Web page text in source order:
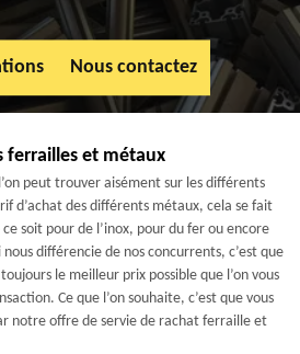
Nous contactez
ferrailles et métaux
peut trouver aisément sur les différents
d’achat des différents métaux, cela se fait
ce soit pour de l’inox, pour du fer ou encore
différencie de nos concurrents, c’est que
le meilleur prix possible que l’on vous
Ce que l’on souhaite, c’est que vous
notre offre de servie de rachat ferraille et